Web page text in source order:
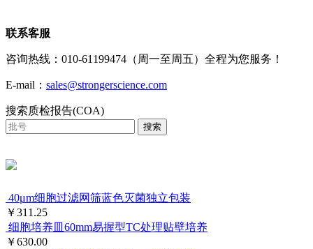
联系客服
咨询热线：010-61199474（周一至周五）全程为您服务！
E-mail： sales@strongerscience.com
搜索质检报告(COA)
搜索
40μm细胞过滤网筛蓝色灭菌独立包装
￥311.25
细胞培养皿60mm易握型TC处理贴壁培养
￥630.00